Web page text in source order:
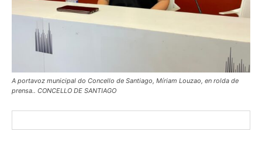
A portavoz municipal do Concello de Santiago, Míriam Louzao, en rolda de
prensa.. CONCELLO DE SANTIAGO